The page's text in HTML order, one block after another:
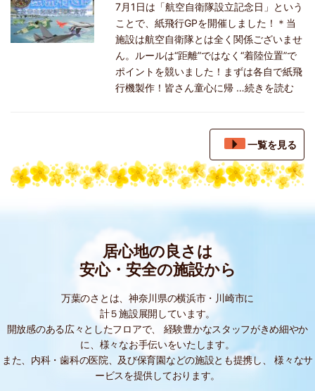
7月1日は「航空自衛隊設立記念日」という
ことで、紙飛行GPを開催しました！＊当
施設は航空自衛隊とは全く関係ございませ
ん。ルールは“距離”ではなく“着陸位置”で
ポイントを競いました！まずは各自で紙飛
行機製作！皆さん童心に帰 …続きを読む
一覧を見る
居心地の良さは
安心・安全の施設から
万葉のさとは、神奈川県の横浜市・川崎市に
計５施設展開しています。
開放感のある広々としたフロアで、
経験豊かなスタッフがきめ細やか
に、様々なお手伝いをいたします。
また、内科・歯科の医院、及び保育園などの施設とも提携し、
様々なサ
ービスを提供しております。